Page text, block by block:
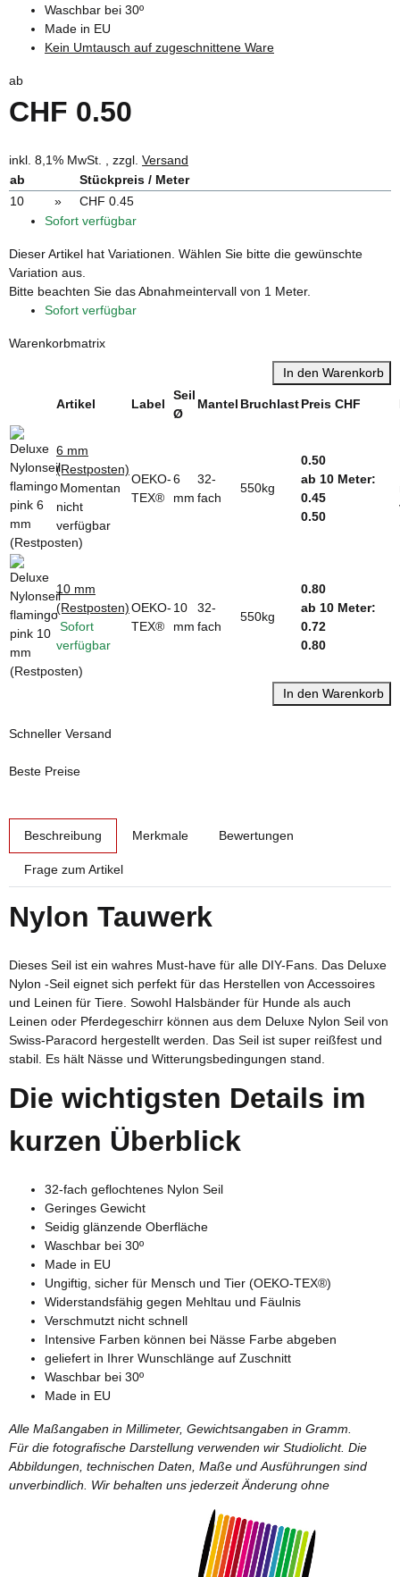
Waschbar bei 30º
Made in EU
Kein Umtausch auf zugeschnittene Ware
ab
CHF 0.50
inkl. 8,1% MwSt. , zzgl. Versand
ab
Stückpreis / Meter
10
»
CHF 0.45
Sofort verfügbar
x
Dieser Artikel hat Variationen. Wählen Sie bitte die gewünschte
Variation aus.
x
Bitte beachten Sie das Abnahmeintervall von 1 Meter.
Sofort verfügbar
Warenkorbmatrix
In den Warenkorb
Artikel Label
Seil
Ø
Mantel BruchlastPreis CHF
6 mm
(Restposten)
Momentan
nicht
verfügbar
OEKO-
TEX®
6
mm
32-
fach
550kg
0.50
ab 10 Meter:
0.45
0.50
10 mm
(Restposten)
Sofort
verfügbar
OEKO-
TEX®
10
mm
32-
fach
550kg
0.80
ab 10 Meter:
0.72
0.80
In den Warenkorb
Schneller Versand
Beste Preise
Beschreibung Merkmale Bewertungen
Frage zum Artikel
Nylon Tauwerk
Dieses Seil ist ein wahres Must-have für alle DIY-Fans. Das Deluxe
Nylon -Seil eignet sich perfekt für das Herstellen von Accessoires
und Leinen für Tiere. Sowohl Halsbänder für Hunde als auch
Leinen oder Pferdegeschirr können aus dem Deluxe Nylon Seil von
Swiss-Paracord hergestellt werden. Das Seil ist super reißfest und
stabil. Es hält Nässe und Witterungsbedingungen stand.
Die wichtigsten Details im
kurzen Überblick
32-fach geflochtenes Nylon Seil
Geringes Gewicht
Seidig glänzende Oberfläche
Waschbar bei 30º
Made in EU
Ungiftig, sicher für Mensch und Tier (OEKO-TEX®)
Widerstandsfähig gegen Mehltau und Fäulnis
Verschmutzt nicht schnell
Intensive Farben können bei Nässe Farbe abgeben
geliefert in Ihrer Wunschlänge auf Zuschnitt
Waschbar bei 30º
Made in EU
Alle Maßangaben in Millimeter, Gewichtsangaben in Gramm.
Für die fotografische Darstellung verwenden wir Studiolicht. Die
Abbildungen, technischen Daten, Maße und Ausführungen sind
unverbindlich. Wir behalten uns jederzeit Änderung ohne